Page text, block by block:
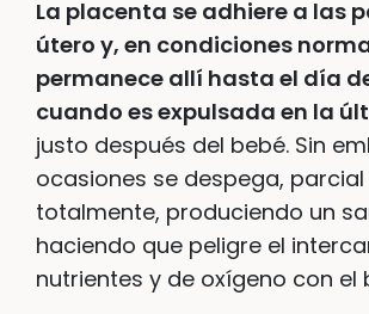
La placenta se adhiere a las
útero y, en condiciones
permanece allí hasta el día
cuando es expulsada en la
justo después del bebé. Sin
ocasiones se despega, parcial
totalmente, produciendo un
haciendo que peligre el
nutrientes y de oxígeno con el